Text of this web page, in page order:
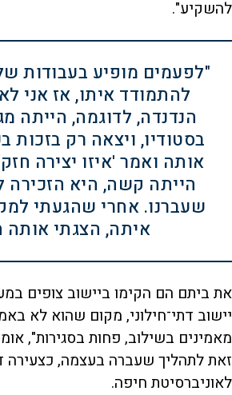
להשקיע".
"לפעמים מופיע בעבודות
להתמודד איתו, אז אני
הנדנדה, לדוגמה, הייתה
בסטודיו, ויצאה רק בזכות
אותה ואמר 'איזו יצירה
הייתה קשה, היא הזכירה
שעברנו. אחרי שהגעתי
איתה, הצגתי אותה
את ביתם הם הקימו ביישוב צופים
יישוב דתי־חילוני, מקום שהוא לא
מאמינים בשילוב, פחות בסגירות",
זאת לתהליך שעברה בעצמה, כצעירה
לאוניברסיטת חיפה.